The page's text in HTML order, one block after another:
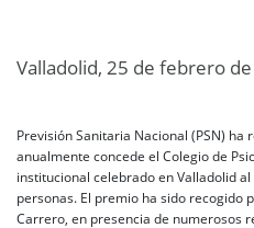
Valladolid, 25 de febrero
Previsión Sanitaria Nacional (PSN) ha
anualmente concede el Colegio de
institucional celebrado en Valladolid
personas. El premio ha sido recogido
Carrero, en presencia de numerosos